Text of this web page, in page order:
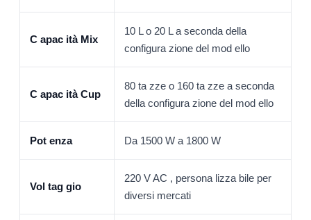
C apac ità Mix
10 L o 20 L a seconda della
configura zione del mod ello
C apac ità Cup
80 ta zze o 160 ta zze a seconda
della configura zione del mod ello
Pot enza Da 1500 W a 1800 W
Vol tag gio
220 V AC , persona lizza bile per
diversi mercati